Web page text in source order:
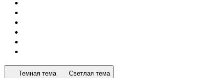
Темная тема Светлая тема